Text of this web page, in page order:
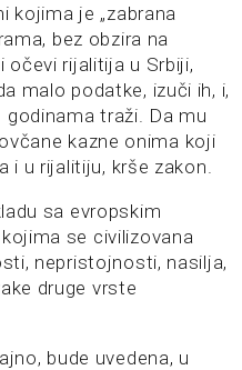
kojima je „zabrana
bez obzira na
očevi rijalitija u Srbiji,
malo podatke, izuči ih, i,
traži. Da mu
kazne onima koji
i u rijalitiju, krše zakon.
sa evropskim
se civilizovana
nepristojnosti, nasilja,
druge vrste
bude uvedena, u